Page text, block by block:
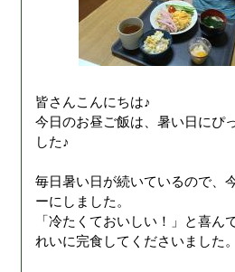
皆さんこんにちは♪
今日のお昼ご飯は、暑い日にぴ
した♪
毎日暑い日が続いているので、
ーにしました。
「冷たくておいしい！」と喜ん
れいに完食してくださいました。